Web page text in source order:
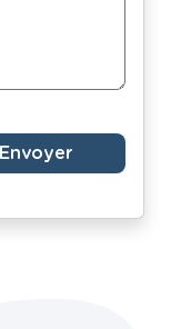
Envoyer